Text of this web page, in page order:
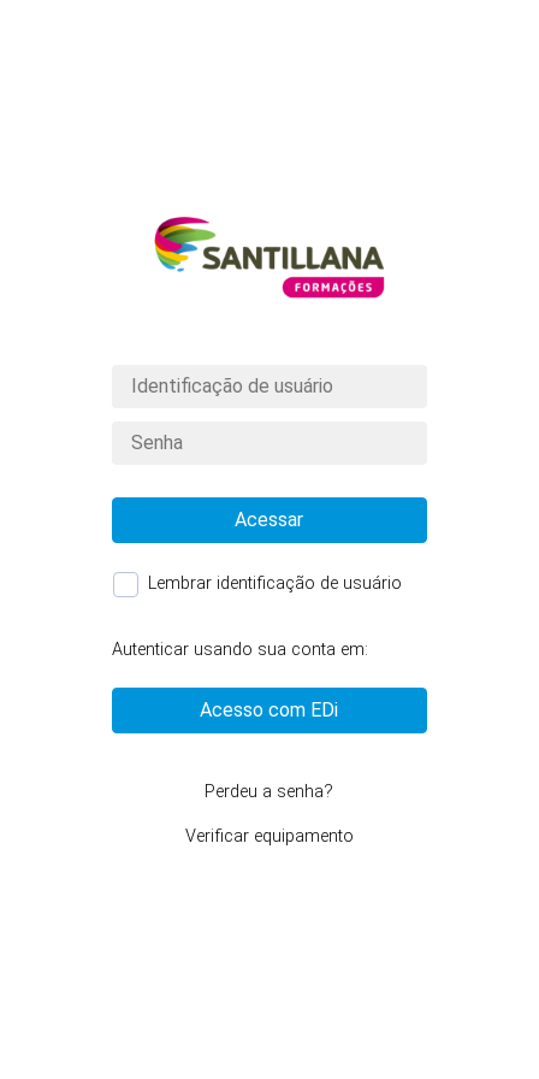
Acessar
Lembrar identificação de usuário
Autenticar usando sua conta em:
Acesso com EDi
Perdeu a senha?
Verificar equipamento